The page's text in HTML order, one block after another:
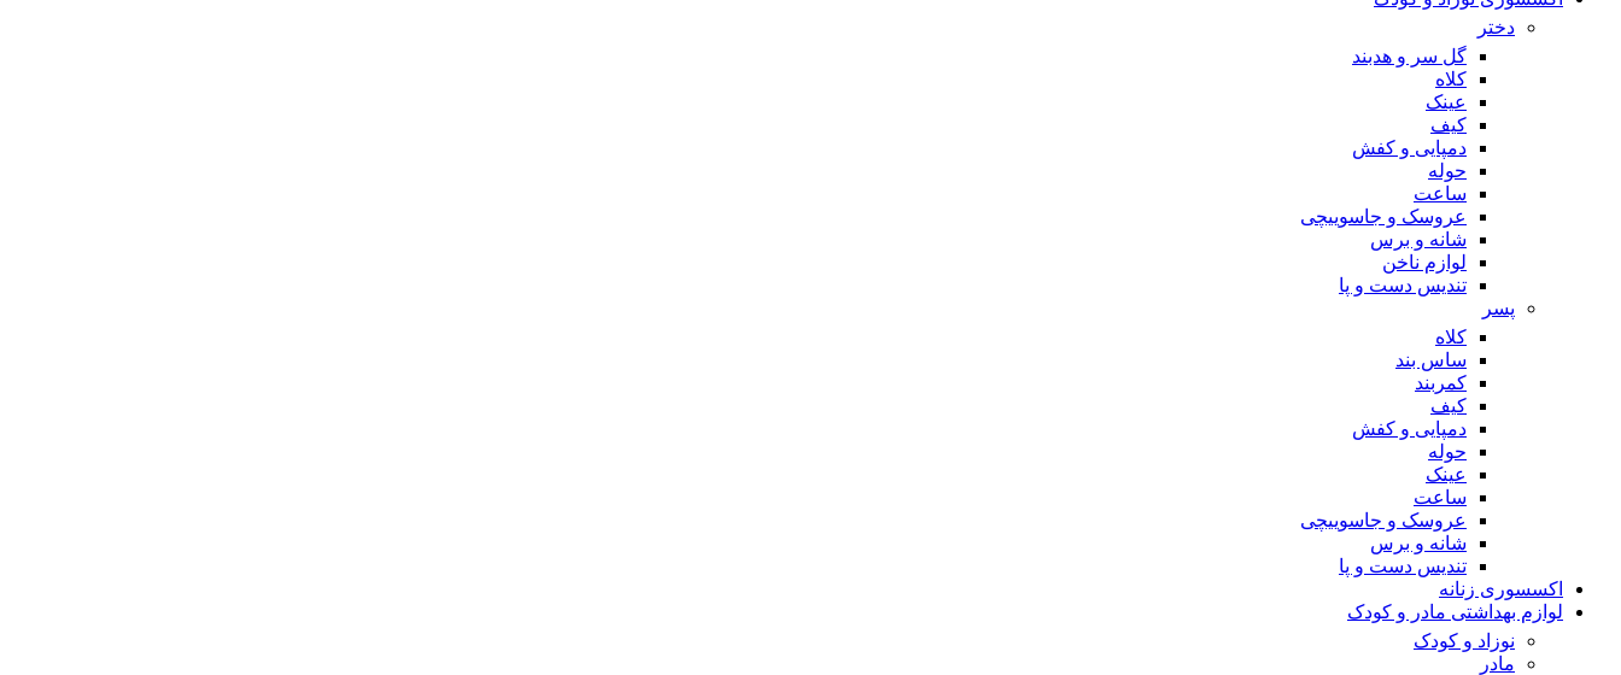
دختر
گل سر و هدبند
کلاه
عینک
کیف
دمپایی و کفش
حوله
ساعت
عروسک و جاسوییچی
شانه و برس
لوازم ناخن
تندیس دست و پا
پسر
کلاه
ساس بند
کمربند
کیف
دمپایی و کفش
حوله
عینک
ساعت
عروسک و جاسوییچی
شانه و برس
تندیس دست و پا
اکسسوری زنانه
لوازم بهداشتی مادر و کودک
نوزاد و کودک
مادر